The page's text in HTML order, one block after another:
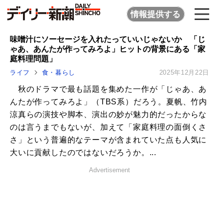
情報提供する
味噌汁にソーセージを入れたっていいじゃないか 「じ
ゃあ、あんたが作ってみろよ」ヒットの背景にある「家
庭料理問題」
ライフ 食・暮らし 2025年12月22日
秋のドラマで最も話題を集めた一作が「じゃあ、あ
んたが作ってみろよ」（TBS系）だろう。夏帆、竹内
涼真らの演技や脚本、演出の妙が魅力的だったからな
のは言うまでもないが、加えて「家庭料理の面倒くさ
さ」という普遍的なテーマが含まれていた点も人気に
大いに貢献したのではないだろうか。...
Advertisement